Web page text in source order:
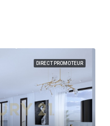
DIRECT PROMOTEUR